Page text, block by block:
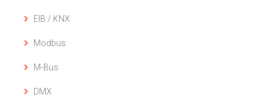
EIB / KNX
Modbus
M-Bus
DMX